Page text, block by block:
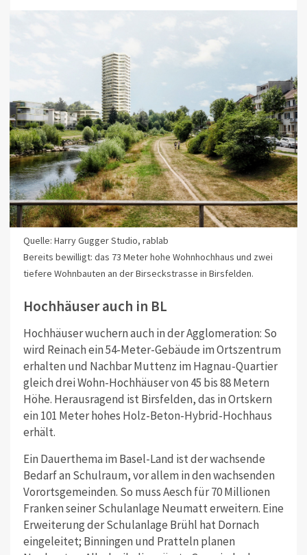
Quelle: Harry Gugger Studio, rablab
Bereits bewilligt: das 73 Meter hohe Wohnhochhaus und zwei
tiefere Wohnbauten an der Birseckstrasse in Birsfelden.
Hochhäuser auch in BL
Hochhäuser wuchern auch in der Agglomeration: So
wird Reinach ein 54-Meter-Gebäude im Ortszentrum
erhalten und Nachbar Muttenz im Hagnau-Quartier
gleich drei Wohn-Hochhäuser von 45 bis 88 Metern
Höhe. Herausragend ist Birsfelden, das in Ortskern
ein 101 Meter hohes Holz-Beton-Hybrid-Hochhaus
erhält.
Ein Dauerthema im Basel-Land ist der wachsende
Bedarf an Schulraum, vor allem in den wachsenden
Vorortsgemeinden. So muss Aesch für 70 Millionen
Franken seiner Schulanlage Neumatt erweitern. Eine
Erweiterung der Schulanlage Brühl hat Dornach
eingeleitet; Binningen und Pratteln planen